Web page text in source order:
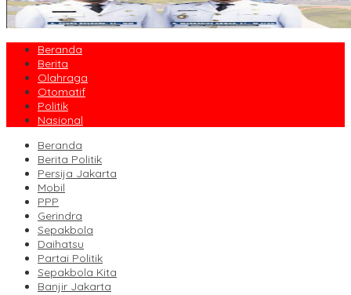
Beranda
Berita
Olahraga
Otomatif
Politik
Nasional
Beranda
Berita Politik
Persija Jakarta
Mobil
PPP
Gerindra
Sepakbola
Daihatsu
Partai Politik
Sepakbola Kita
Banjir Jakarta